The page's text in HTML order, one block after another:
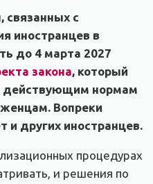
связанных с
иностранцев в
до 4 марта 2027
закона, который
действующим нормам
Вопреки
и других иностранцев.
процедурах
и решения по